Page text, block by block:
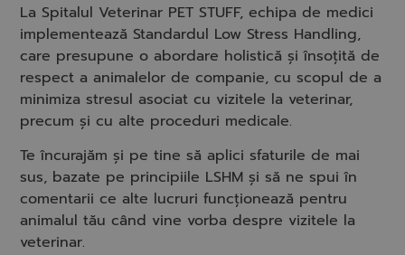
La Spitalul Veterinar PET STUFF, echipa de medici
implementează Standardul Low Stress Handling,
care presupune o abordare holistică și însoțită de
respect a animalelor de companie, cu scopul de a
minimiza stresul asociat cu vizitele la veterinar,
precum și cu alte proceduri medicale.
Te încurajăm și pe tine să aplici sfaturile de mai
sus, bazate pe principiile LSHM și să ne spui în
comentarii ce alte lucruri funcționează pentru
animalul tău când vine vorba despre vizitele la
veterinar.